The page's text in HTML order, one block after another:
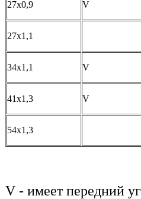
27х0,9 V
27х1,1
34х1,1 V
41х1,3 V
54х1,3
V - имеет передний